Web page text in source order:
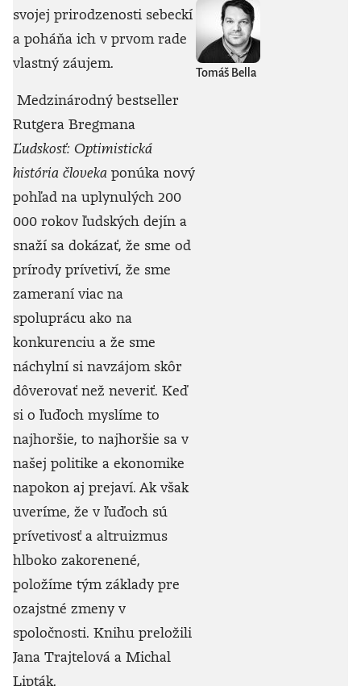
svojej prirodzenosti sebeckí
a poháňa ich v prvom rade
vlastný záujem.
Medzinárodný bestseller
Rutgera Bregmana
Ľudskosť: Optimistická
história človeka ponúka nový
pohľad na uplynulých 200
000 rokov ľudských dejín a
snaží sa dokázať, že sme od
prírody prívetiví, že sme
zameraní viac na
spoluprácu ako na
konkurenciu a že sme
náchylní si navzájom skôr
dôverovať než neveriť. Keď
si o ľuďoch myslíme to
najhoršie, to najhoršie sa v
našej politike a ekonomike
napokon aj prejaví. Ak však
uveríme, že v ľuďoch sú
prívetivosť a altruizmus
hlboko zakorenené,
položíme tým základy pre
ozajstné zmeny v
spoločnosti. Knihu preložili
Jana Trajtelová a Michal
Lipták.
Tomáš Bella